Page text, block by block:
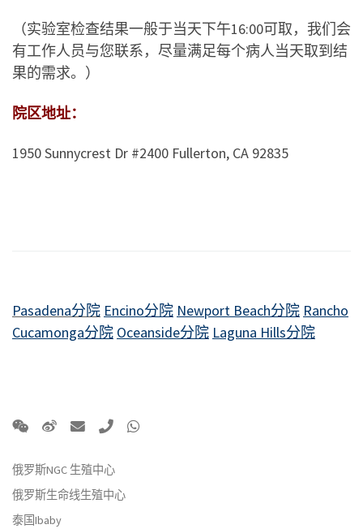
（实验室检查结果一般于当天下午16:00可取，我们会
有工作人员与您联系，尽量满足每个病人当天取到结
果的需求。）
院区地址：
1950 Sunnycrest Dr #2400 Fullerton, CA 92835
Pasadena分院 Encino分院 Newport Beach分院 Rancho
Cucamonga分院 Oceanside分院 Laguna Hills分院
俄罗斯NGC 生殖中心
俄罗斯生命线生殖中心
泰国Ibaby